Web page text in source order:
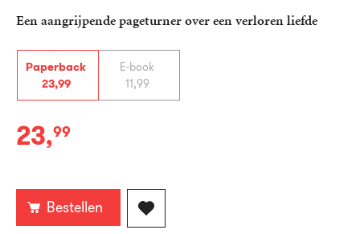
Een aangrijpende pageturner over een verloren liefde
Paperback
23,99
E-book
11,99
Paperback:
23,99
Bestellen